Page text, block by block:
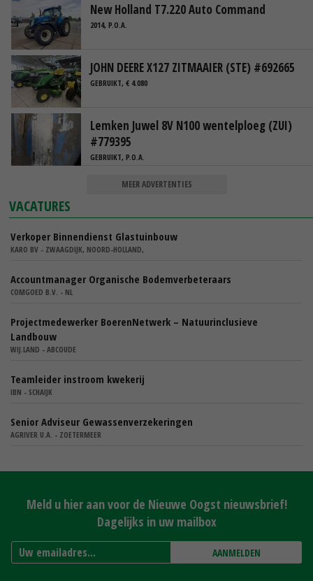
New Holland T7.220 Auto Command
2014, P.O.A.
JOHN DEERE X127 ZITMAAIER (STE) #692665
GEBRUIKT, € 4.080
Lemken Juwel 8V N100 wentelploeg (ZUI)
#779395
GEBRUIKT, P.O.A.
MEER ADVERTENTIES
VACATURES
Verkoper Binnendienst Glastuinbouw
KARO BV - ZWAAGDIJK, NOORD-HOLLAND,
Accountmanager Organische Bodemverbeteraars
COMGOED B.V. - NL
Projectmedewerker BoerenNetwerk – Natuurinclusieve
Landbouw
WIJ.LAND - ABCOUDE
Teamleider instroom kwekerij
IBN - SCHAIJK
Senior Adviseur Gewassenverzekeringen
AGRIVER U.A. - ZOETERMEER
Meld u hier aan voor de Nieuwe Oogst nieuwsbrief!
Dagelijks in uw mailbox
AANMELDEN